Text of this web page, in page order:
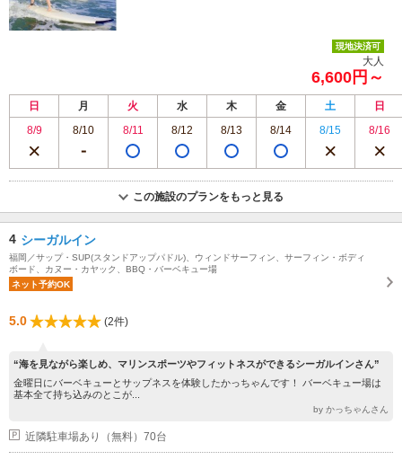
現地決済可
大人
6,600円～
日 月 火 水 木 金 土
日
8/9
8/10 8/11 8/12 8/13 8/14 8/15 8/16
この施設のプランをもっと見る
4 シーガルイン
福岡／サップ・SUP(スタンドアップパドル)、ウィンドサーフィン、サーフィン・ボディ
ボード、カヌー・カヤック、BBQ・バーベキュー場
ネット予約OK
5.0 (2件)
“海を見ながら楽しめ、マリンスポーツやフィットネスができるシーガルインさん”
金曜日にバーベキューとサップネスを体験したかっちゃんです！ バーベキュー場は
基本全て持ち込みのとこが...
by かっちゃんさん
近隣駐車場あり（無料）70台